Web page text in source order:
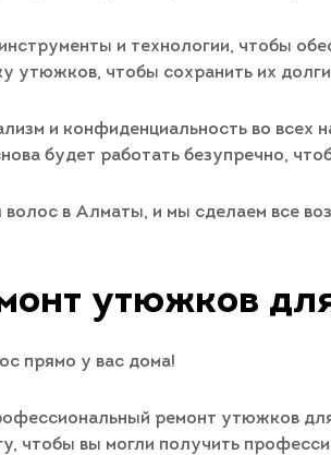
и технологии, чтобы
утюжков, чтобы сохранить их
и конфиденциальность во
будет работать безупречно,
в Алматы, и мы сделаем все
утюжков
прямо у вас дома!
ремонт утюжков
чтобы вы могли получить